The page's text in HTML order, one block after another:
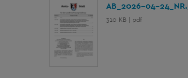
AB_2026-04-
310 KB | pdf